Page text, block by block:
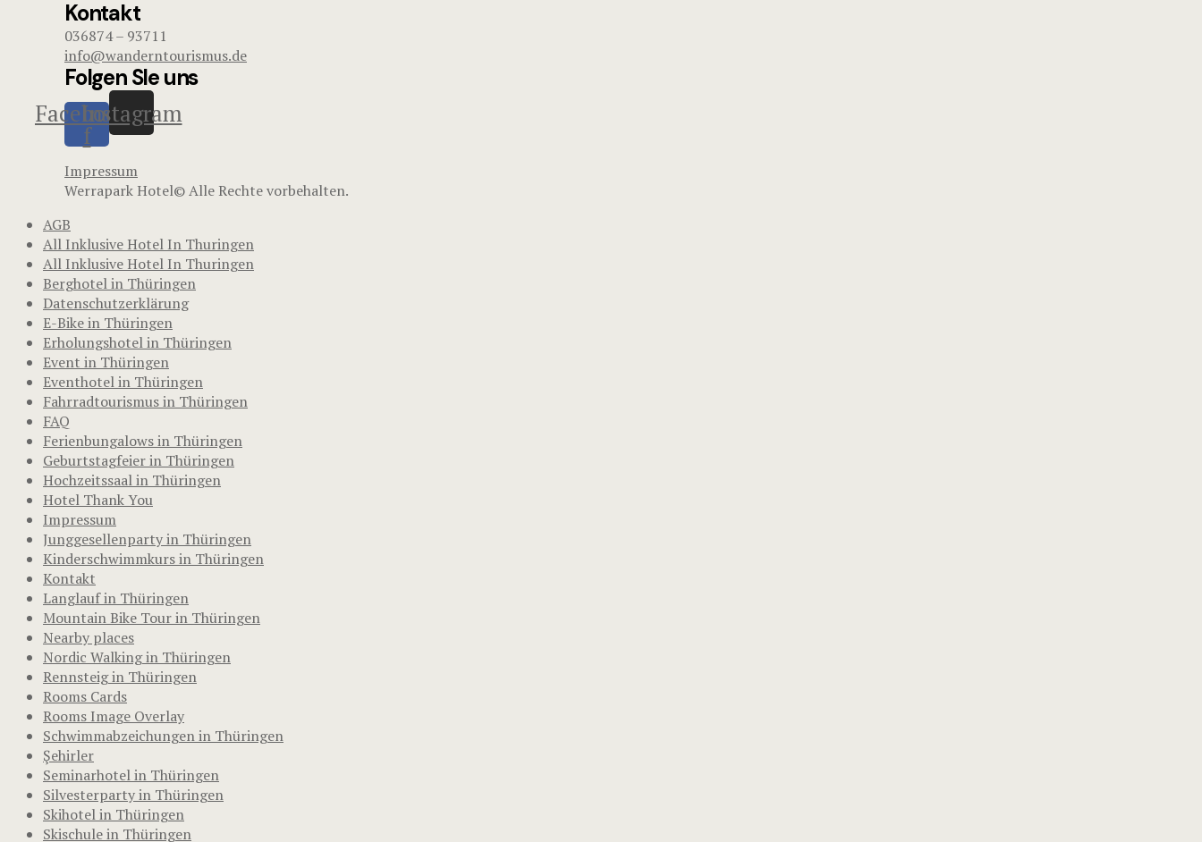
Kontakt
036874 – 93711
info@wanderntourismus.de
Folgen SIe uns
Facebook-
f
Instagram
Impressum
Werrapark Hotel© Alle Rechte vorbehalten.
AGB
All Inklusive Hotel In Thuringen
All Inklusive Hotel In Thuringen
Berghotel in Thüringen
Datenschutzerklärung
E-Bike in Thüringen
Erholungshotel in Thüringen
Event in Thüringen
Eventhotel in Thüringen
Fahrradtourismus in Thüringen
FAQ
Ferienbungalows in Thüringen
Geburtstagfeier in Thüringen
Hochzeitssaal in Thüringen
Hotel Thank You
Impressum
Junggesellenparty in Thüringen
Kinderschwimmkurs in Thüringen
Kontakt
Langlauf in Thüringen
Mountain Bike Tour in Thüringen
Nearby places
Nordic Walking in Thüringen
Rennsteig in Thüringen
Rooms Cards
Rooms Image Overlay
Schwimmabzeichungen in Thüringen
Şehirler
Seminarhotel in Thüringen
Silvesterparty in Thüringen
Skihotel in Thüringen
Skischule in Thüringen